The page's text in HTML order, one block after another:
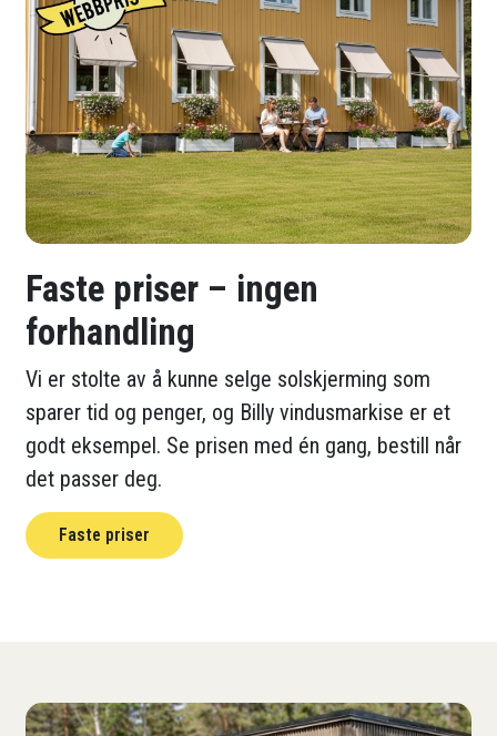
Faste priser – ingen
forhandling
Vi er stolte av å kunne selge solskjerming som
sparer tid og penger, og Billy vindusmarkise er et
godt eksempel. Se prisen med én gang, bestill når
det passer deg.
Faste priser